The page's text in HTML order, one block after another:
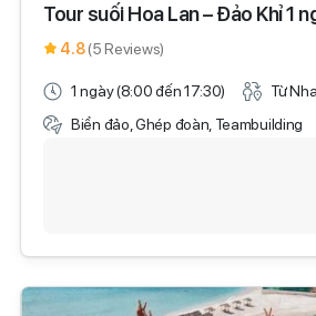
Tour suối Hoa Lan – Đảo Khỉ 1
4.8(5 Reviews)
1 ngày (8:00 đến 17:30)
Từ
Biển đảo, Ghép đoàn, Teambuilding